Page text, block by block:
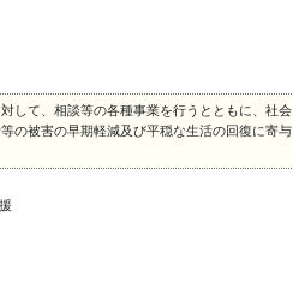
して、相談等の各種事業を行うとともに、社会
の被害の早期軽減及び平穏な生活の回復に寄与